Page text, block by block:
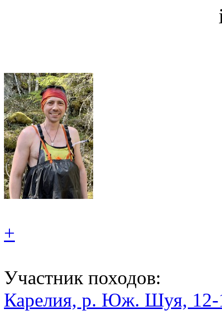
+
Участник походов:
Карелия, р. Юж. Шуя, 12-